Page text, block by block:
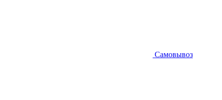
Самовывоз